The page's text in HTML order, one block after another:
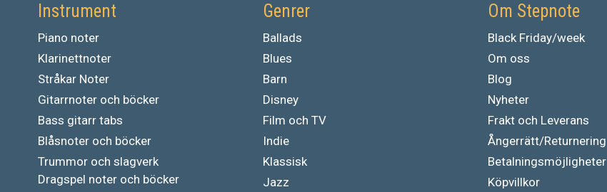
Instrument
Piano noter
Klarinettnoter
Stråkar Noter
Gitarrnoter och böcker
Bass gitarr tabs
Blåsnoter och böcker
Trummor och slagverk
Dragspel noter och böcker
Genrer
Ballads
Blues
Barn
Disney
Film och TV
Indie
Klassisk
Jazz
Om Stepnote
Black Friday/week
Om oss
Blog
Nyheter
Frakt och Leverans
Ångerrätt/Returnering
Betalningsmöjligheter
Köpvillkor